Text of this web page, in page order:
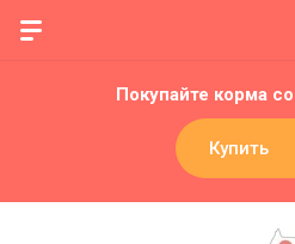
Покупайте корма
Купить